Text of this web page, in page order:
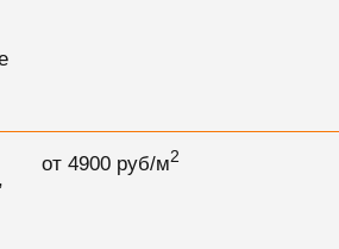
от 4900 руб/м2